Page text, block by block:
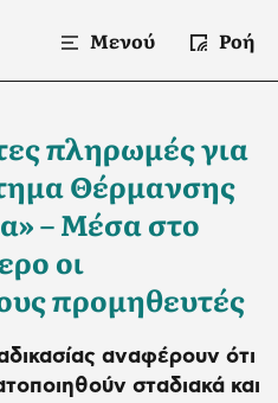
Μενού Ροή
πληρωμές για
Θέρμανσης
– Μέσα στο
οι
προμηθευτές
αναφέρουν ότι
σταδιακά και